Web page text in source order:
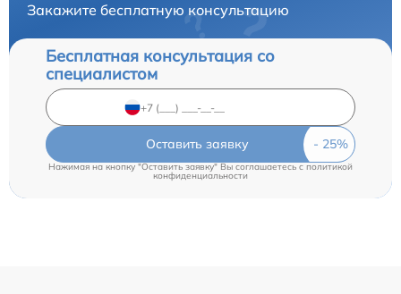
Закажите бесплатную консультацию
Бесплатная консультация со
специалистом
Оставить заявку
Нажимая на кнопку "Оставить заявку" Вы соглашаетесь c политикой
конфиденциальности